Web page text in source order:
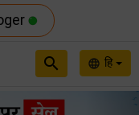
language हि
search